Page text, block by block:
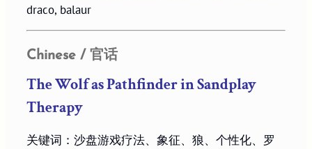
draco, balaur
Chinese / 官话
The Wolf as Pathfinder in Sandplay
Therapy
关键词：沙盘游戏疗法、象征、狼、个性化、罗